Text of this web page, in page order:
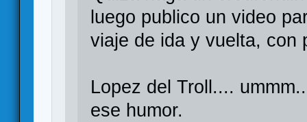
luego publico un video
viaje de ida y vuelta, con
Lopez del Troll....
ese humor.